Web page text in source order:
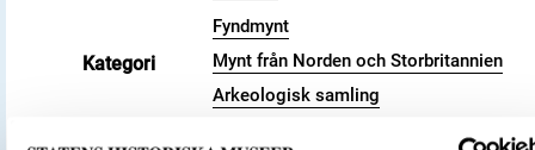
Kategori
Fyndmynt
Mynt från Norden och Storbritannien
Arkeologisk samling